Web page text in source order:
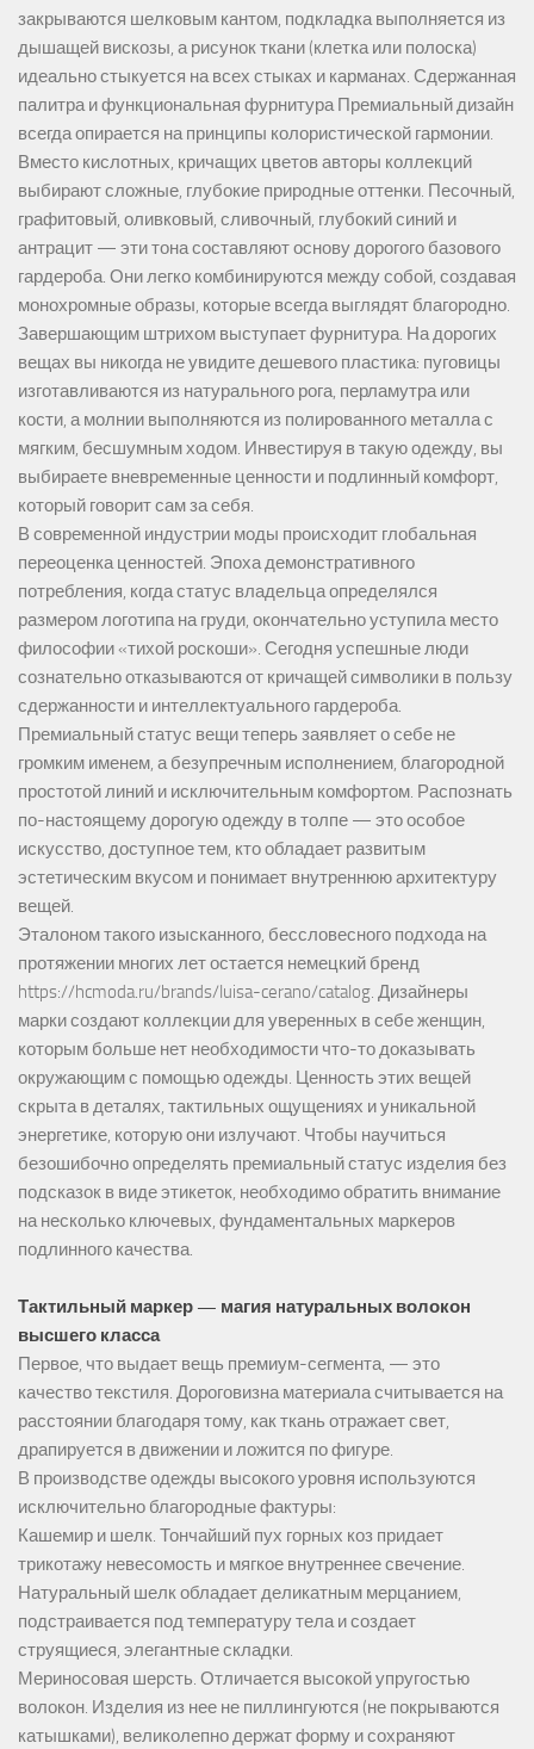
закрываются шелковым кантом, подкладка выполняется из
дышащей вискозы, а рисунок ткани (клетка или полоска)
идеально стыкуется на всех стыках и карманах. Сдержанная
палитра и функциональная фурнитура Премиальный дизайн
всегда опирается на принципы колористической гармонии.
Вместо кислотных, кричащих цветов авторы коллекций
выбирают сложные, глубокие природные оттенки. Песочный,
графитовый, оливковый, сливочный, глубокий синий и
антрацит — эти тона составляют основу дорогого базового
гардероба. Они легко комбинируются между собой, создавая
монохромные образы, которые всегда выглядят благородно.
Завершающим штрихом выступает фурнитура. На дорогих
вещах вы никогда не увидите дешевого пластика: пуговицы
изготавливаются из натурального рога, перламутра или
кости, а молнии выполняются из полированного металла с
мягким, бесшумным ходом. Инвестируя в такую одежду, вы
выбираете вневременные ценности и подлинный комфорт,
который говорит сам за себя.
В современной индустрии моды происходит глобальная
переоценка ценностей. Эпоха демонстративного
потребления, когда статус владельца определялся
размером логотипа на груди, окончательно уступила место
философии «тихой роскоши». Сегодня успешные люди
сознательно отказываются от кричащей символики в пользу
сдержанности и интеллектуального гардероба.
Премиальный статус вещи теперь заявляет о себе не
громким именем, а безупречным исполнением, благородной
простотой линий и исключительным комфортом. Распознать
по-настоящему дорогую одежду в толпе — это особое
искусство, доступное тем, кто обладает развитым
эстетическим вкусом и понимает внутреннюю архитектуру
вещей.
Эталоном такого изысканного, бессловесного подхода на
протяжении многих лет остается немецкий бренд
https://hcmoda.ru/brands/luisa-cerano/catalog. Дизайнеры
марки создают коллекции для уверенных в себе женщин,
которым больше нет необходимости что-то доказывать
окружающим с помощью одежды. Ценность этих вещей
скрыта в деталях, тактильных ощущениях и уникальной
энергетике, которую они излучают. Чтобы научиться
безошибочно определять премиальный статус изделия без
подсказок в виде этикеток, необходимо обратить внимание
на несколько ключевых, фундаментальных маркеров
подлинного качества.
Тактильный маркер — магия натуральных волокон
высшего класса
Первое, что выдает вещь премиум-сегмента, — это
качество текстиля. Дороговизна материала считывается на
расстоянии благодаря тому, как ткань отражает свет,
драпируется в движении и ложится по фигуре.
В производстве одежды высокого уровня используются
исключительно благородные фактуры:
Кашемир и шелк. Тончайший пух горных коз придает
трикотажу невесомость и мягкое внутреннее свечение.
Натуральный шелк обладает деликатным мерцанием,
подстраивается под температуру тела и создает
струящиеся, элегантные складки.
Мериносовая шерсть. Отличается высокой упругостью
волокон. Изделия из нее не пиллингуются (не покрываются
катышками), великолепно держат форму и сохраняют